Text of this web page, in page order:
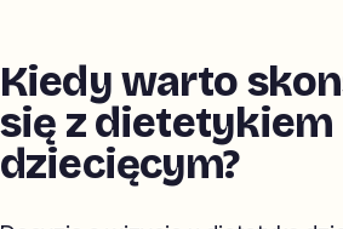
Kiedy warto
się z dietetykiem
dziecięcym?